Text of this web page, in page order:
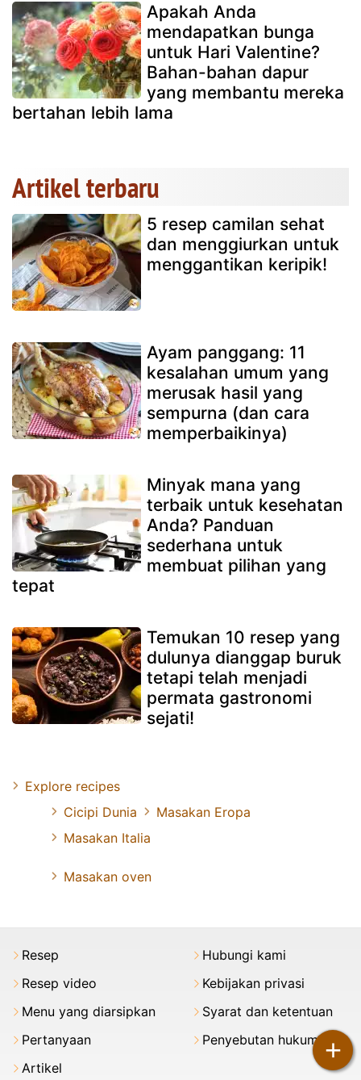
+
Apakah Anda
mendapatkan bunga
untuk Hari Valentine?
Bahan-bahan dapur
yang membantu mereka
bertahan lebih lama
Artikel terbaru
5 resep camilan sehat
dan menggiurkan untuk
menggantikan keripik!
Ayam panggang: 11
kesalahan umum yang
merusak hasil yang
sempurna (dan cara
memperbaikinya)
Minyak mana yang
terbaik untuk kesehatan
Anda? Panduan
sederhana untuk
membuat pilihan yang
tepat
Temukan 10 resep yang
dulunya dianggap buruk
tetapi telah menjadi
permata gastronomi
sejati!
Explore recipes
Cicipi Dunia
Masakan Eropa
Masakan Italia
Masakan oven
Resep
Resep video
Menu yang diarsipkan
Pertanyaan
Artikel
Hubungi kami
Kebijakan privasi
Syarat dan ketentuan
Penyebutan hukum